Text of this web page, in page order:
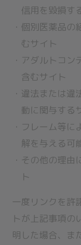
信用を毀損す
個別医薬品の
むサイト
アダルトコン
含むサイト
違法または違
動に関与する
フレーム等に
解を与える可
その他の理由
ト
一度リンクを許
トが上記事項の
明した場合、ま